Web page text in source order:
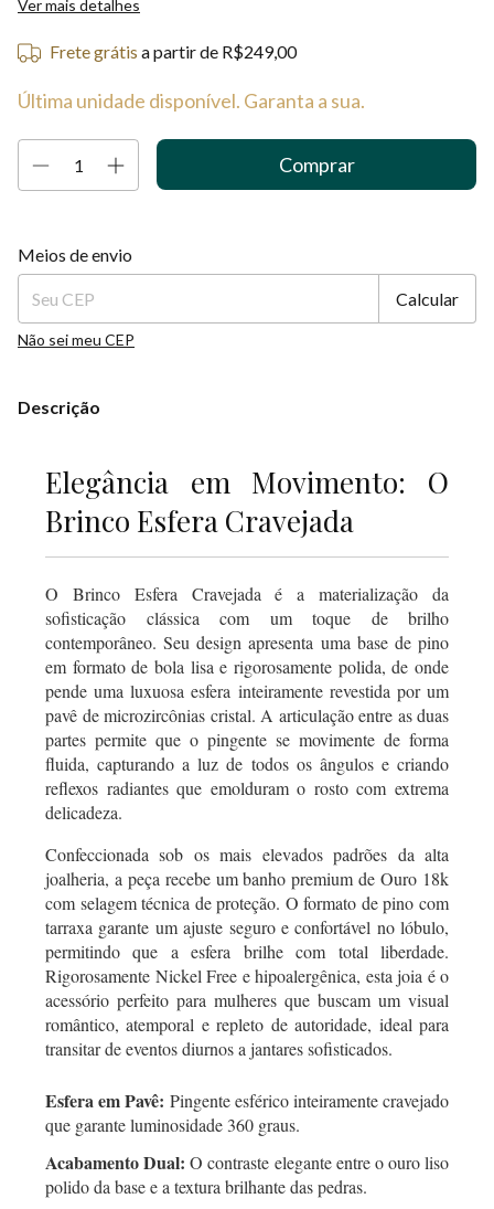
Ver mais detalhes
Frete grátis a partir de R$249,00
Última unidade disponível. Garanta a sua.
Entregas para o CEP:
Meios de envio
Calcular
Não sei meu CEP
Descrição
Elegância em Movimento: O
Brinco Esfera Cravejada
O Brinco Esfera Cravejada é a materialização da
sofisticação clássica com um toque de brilho
contemporâneo. Seu design apresenta uma base de pino
em formato de bola lisa e rigorosamente polida, de onde
pende uma luxuosa esfera inteiramente revestida por um
pavê de microzircônias cristal. A articulação entre as duas
partes permite que o pingente se movimente de forma
fluida, capturando a luz de todos os ângulos e criando
reflexos radiantes que emolduram o rosto com extrema
delicadeza.
Confeccionada sob os mais elevados padrões da alta
joalheria, a peça recebe um banho premium de Ouro 18k
com selagem técnica de proteção. O formato de pino com
tarraxa garante um ajuste seguro e confortável no lóbulo,
permitindo que a esfera brilhe com total liberdade.
Rigorosamente Nickel Free e hipoalergênica, esta joia é o
acessório perfeito para mulheres que buscam um visual
romântico, atemporal e repleto de autoridade, ideal para
transitar de eventos diurnos a jantares sofisticados.
Esfera em Pavê: Pingente esférico inteiramente cravejado
que garante luminosidade 360 graus.
Acabamento Dual: O contraste elegante entre o ouro liso
polido da base e a textura brilhante das pedras.